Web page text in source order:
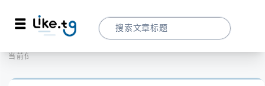
当前位置：